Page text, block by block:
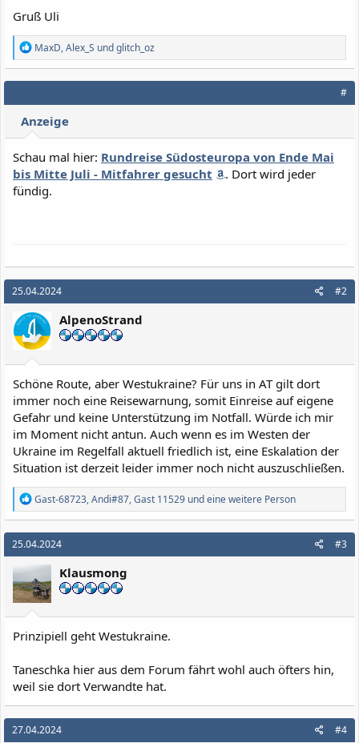
Gruß Uli
R
e
a
k
o
n
n
:
MaxD,Alex_S undglitch_oz
#
Anzeige
Schau mal hier: Rundreise Südosteuropa von Ende Mai
bis Mitte Juli - Mitfahrer gesucht
. Dort wird jeder
fündig.
25.04.2024 #2
AlpenoStrand
Schöne Route, aber Westukraine? Für uns in AT gilt dort
immer noch eine Reisewarnung, somit Einreise auf eigene
Gefahr und keine Unterstützung im Notfall. Würde ich mir
im Moment nicht antun. Auch wenn es im Westen der
Ukraine im Regelfall aktuell friedlich ist, eine Eskalation der
Situation ist derzeit leider immer noch nicht auszuschließen.
R
e
a
k
t
n
e
n
Gast-68723,Andi#87,Gast 11529 und eine weitere Person
25.04.2024 #3
Klausmong
Prinzipiell geht Westukraine.
Taneschka hier aus dem Forum fährt wohl auch öfters hin,
weil sie dort Verwandte hat.
27.04.2024 #4